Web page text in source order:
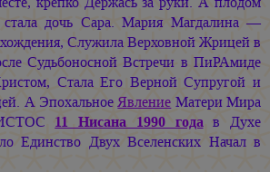
дочь Сара. Мария Магдалина —
Служила Верховной Жрицей в
Судьбоносной Встречи в ПиРАмиде
Стала Его Верной Супругой и
А ЭпохальноеЯвление Матери Мира
11 Нисана 1990 годав Духе
Единство Двух Вселенских Начал в